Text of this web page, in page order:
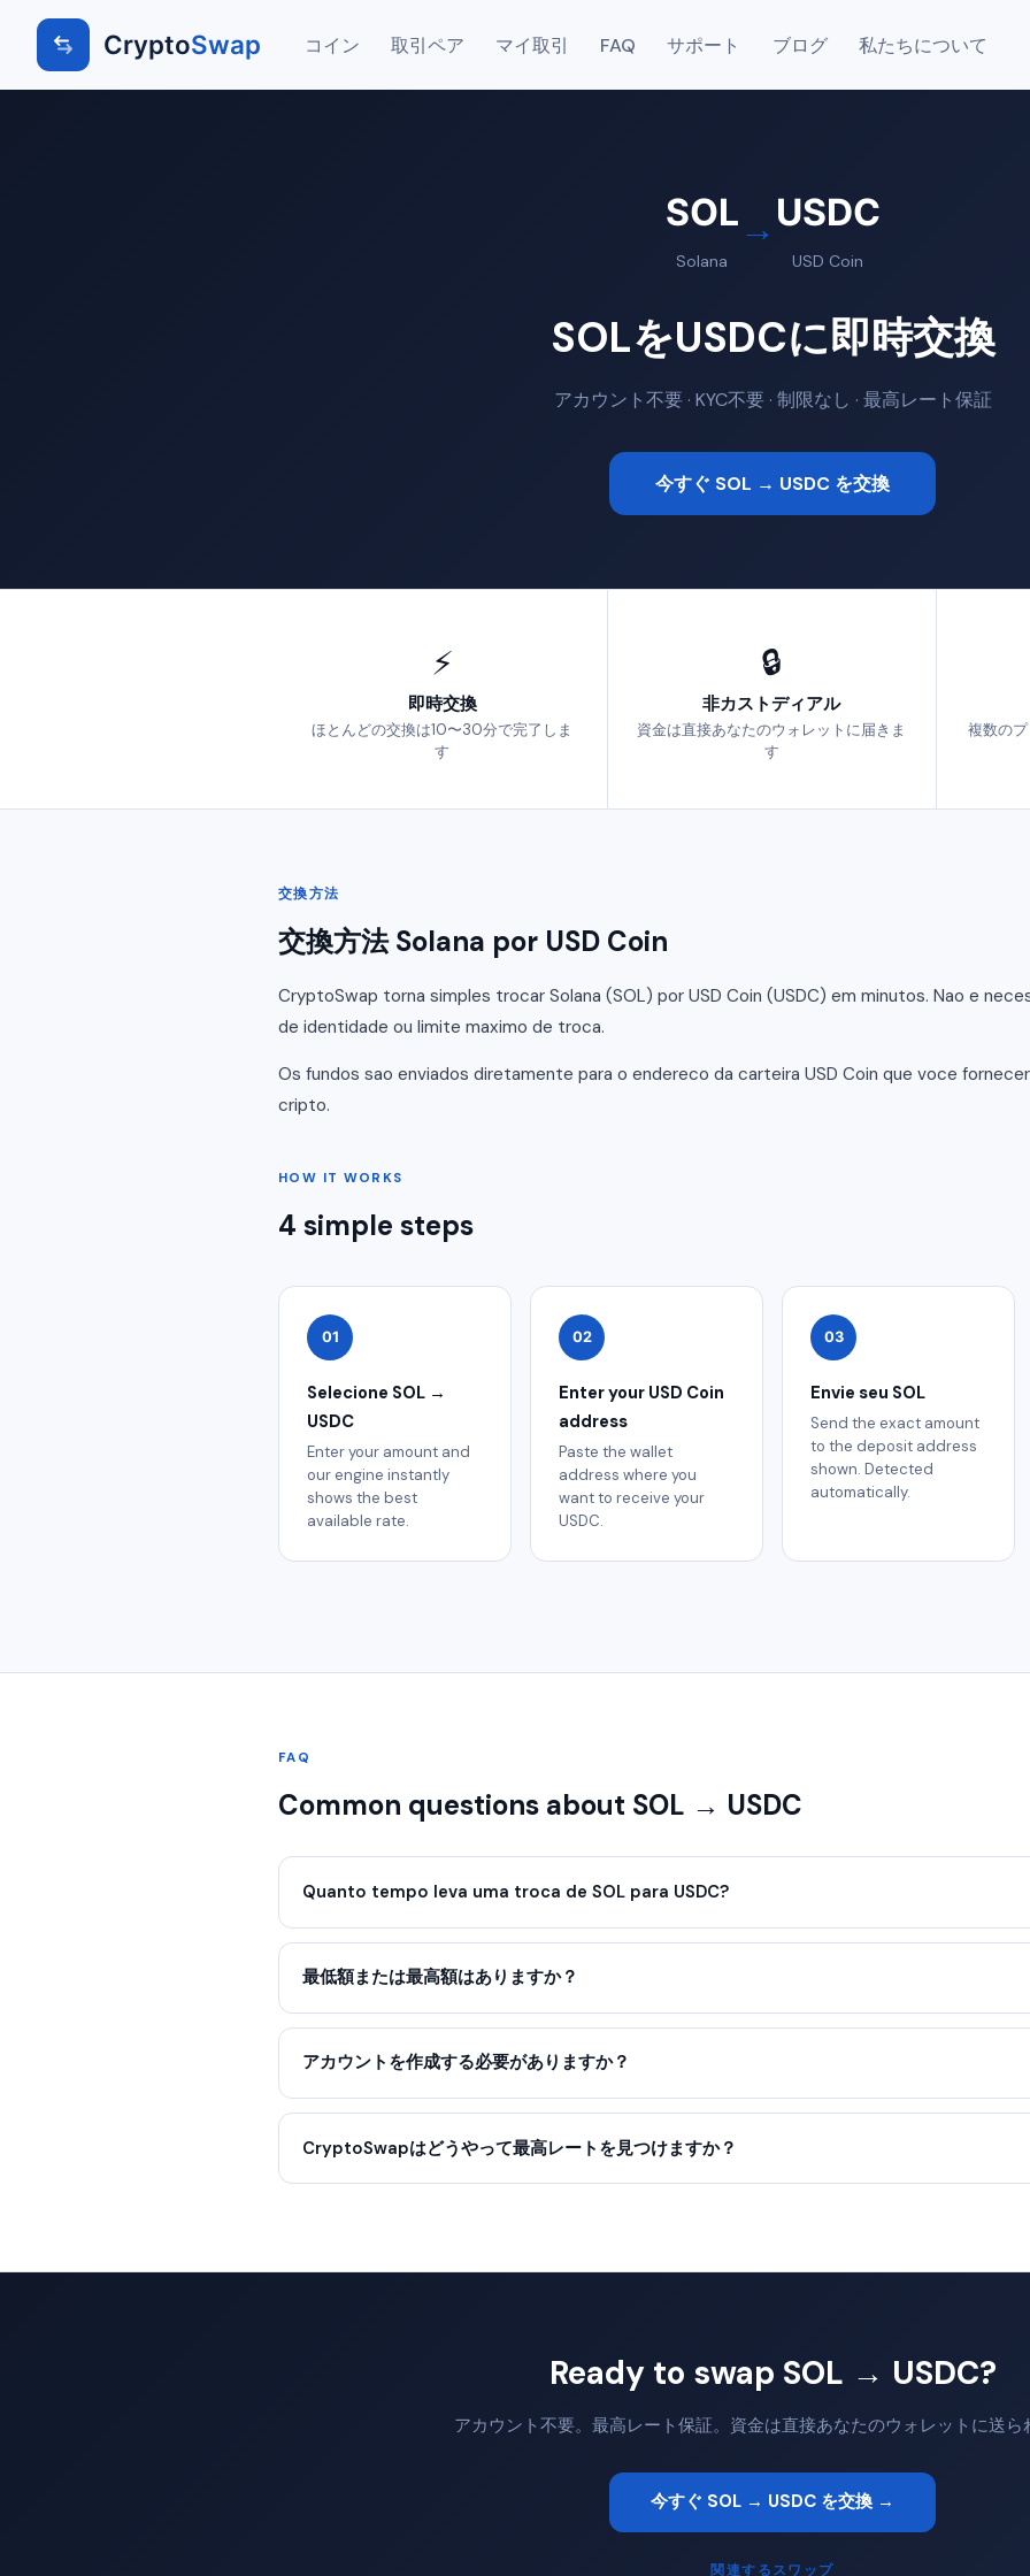
CryptoSwap コイン 取引ペア マイ取引 FAQ サポート ブログ 私たちについて
SOL
Solana
→ USDC
USD Coin
SOLをUSDCに即時交換
アカウント不要 · KYC不要 · 制限なし · 最高レート保証
今すぐ SOL → USDC を交換
⚡
即時交換
ほとんどの交換は10〜30分で完了しま
す
🔒
非カストディアル
資金は直接あなたのウォレットに届きま
す
複数の
交換方法
交換方法 Solana por USD Coin
CryptoSwap torna simples trocar Solana (SOL) por USD Coin (USDC) em minutos. Nao e
de identidade ou limite maximo de troca.
Os fundos sao enviados diretamente para o endereco da carteira USD Coin que voce
cripto.
HOW IT WORKS
4 simple steps
01
Selecione SOL →
USDC
Enter your amount and
our engine instantly
shows the best
available rate.
02
Enter your USD Coin
address
Paste the wallet
address where you
want to receive your
USDC.
03
Envie seu SOL
Send the exact amount
to the deposit address
shown. Detected
automatically.
FAQ
Common questions about SOL → USDC
Quanto tempo leva uma troca de SOL para USDC?
最低額または最高額はありますか？
アカウントを作成する必要がありますか？
CryptoSwapはどうやって最高レートを見つけますか？
Ready to swap SOL → USDC?
アカウント不要。最高レート保証。資金は直接あなたのウォレットに送ら
今すぐ SOL → USDC を交換 →
関連するスワップ